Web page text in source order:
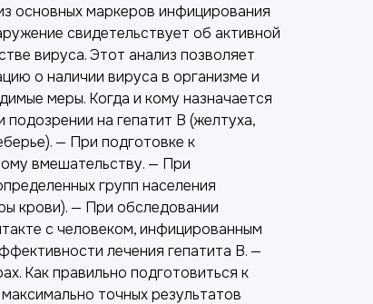
основных маркеров инфицирования
свидетельствует об активной
вируса. Этот анализ позволяет
о наличии вируса в организме и
меры. Когда и кому назначается
на гепатит B (желтуха,
— При подготовке к
вмешательству. — При
групп населения
крови). — При обследовании
с человеком, инфицированным
лечения гепатита B. —
Как правильно подготовиться к
точных результатов